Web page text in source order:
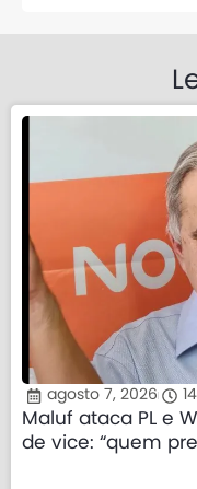
agosto 7, 2026
Maluf ataca PL e
de vice: “quem
precisa